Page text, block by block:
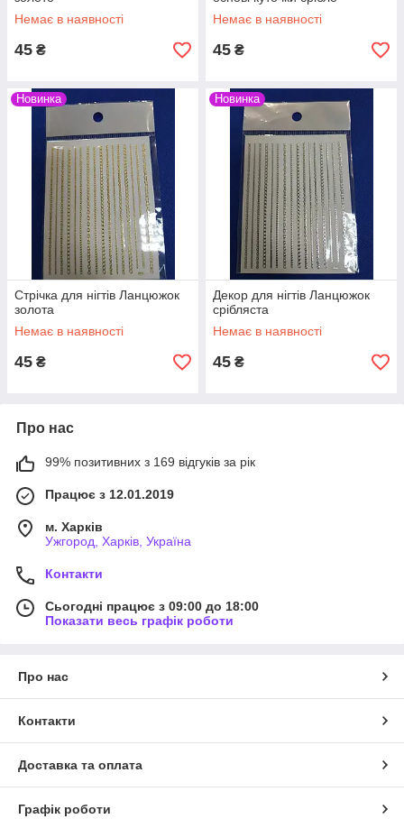
Немає в наявності
45 ₴
Немає в наявності
45 ₴
Новинка
Стрічка для нігтів Ланцюжок
золота
Немає в наявності
45 ₴
Новинка
Декор для нігтів Ланцюжок
срібляста
Немає в наявності
45 ₴
Про нас
99% позитивних з 169 відгуків за рік
Працює з 12.01.2019
м. Харків
Ужгород, Харків, Україна
Контакти
Сьогодні працює з 09:00 до 18:00
Показати весь графік роботи
Про нас
Контакти
Доставка та оплата
Графік роботи